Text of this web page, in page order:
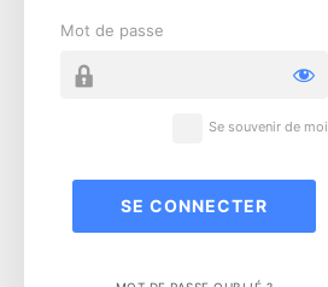
Mot de passe
Se souvenir de moi